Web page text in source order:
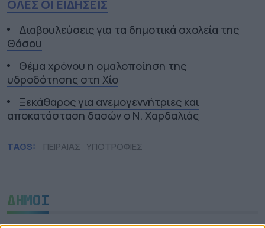
ΟΛΕΣ ΟΙ ΕΙΔΗΣΕΙΣ
Διαβουλεύσεις για τα δημοτικά σχολεία της
Θάσου
Θέμα χρόνου η ομαλοποίηση της
υδροδότησης στη Χίο
Ξεκάθαρος για ανεμογεννήτριες και
αποκατάσταση δασών ο Ν. Χαρδαλιάς
TAGS: ΠΕΙΡΑΙΑΣ ΥΠΟΤΡΟΦΙΕΣ
ΔΗΜΟΙ